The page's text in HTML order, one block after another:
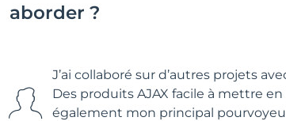
aborder ?
J’ai collaboré sur d’autres projets
Des produits AJAX facile à mettre
également mon principal